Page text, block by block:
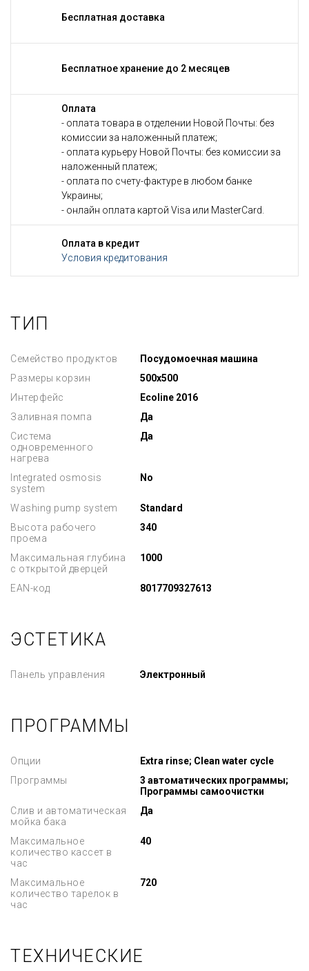
Бесплатная доставка
Бесплатное хранение до 2 месяцев
Оплата
- оплата товара в отделении Новой Почты: без
комиссии за наложенный платеж;
- оплата курьеру Новой Почты: без комиссии за
наложенный платеж;
- оплата по счету-фактуре в любом банке
Украины;
- онлайн оплата картой Visa или MasterCard.
Оплата в кредит
Условия кредитования
ТИП
Семейство продуктов
Посудомоечная машина
Размеры корзин
500x500
Интерфейс
Ecoline 2016
Заливная помпа
Да
Система
одновременного
нагрева
Да
Integrated osmosis
system
No
Washing pump system
Standard
Высота рабочего
проема
340
Максимальная глубина
с открытой дверцей
1000
EAN-код 8017709327613
ЭСТЕТИКА
Панель управления Электронный
ПРОГРАММЫ
Опции
Extra rinse; Clean water cycle
Программы
3 автоматических программы;
Программы самоочистки
Слив и автоматическая
мойка бака
Да
Максимальное
количество кассет в
час
40
Максимальное
количество тарелок в
час
720
ТЕХНИЧЕСКИЕ